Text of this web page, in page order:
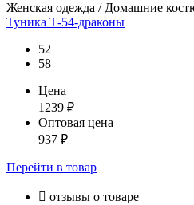
Женская одежда / Домашние
Туника Т-54-драконы
52
58
Цена
1239 ₽
Оптовая цена
937 ₽
Перейти в товар
 отзывы о товаре